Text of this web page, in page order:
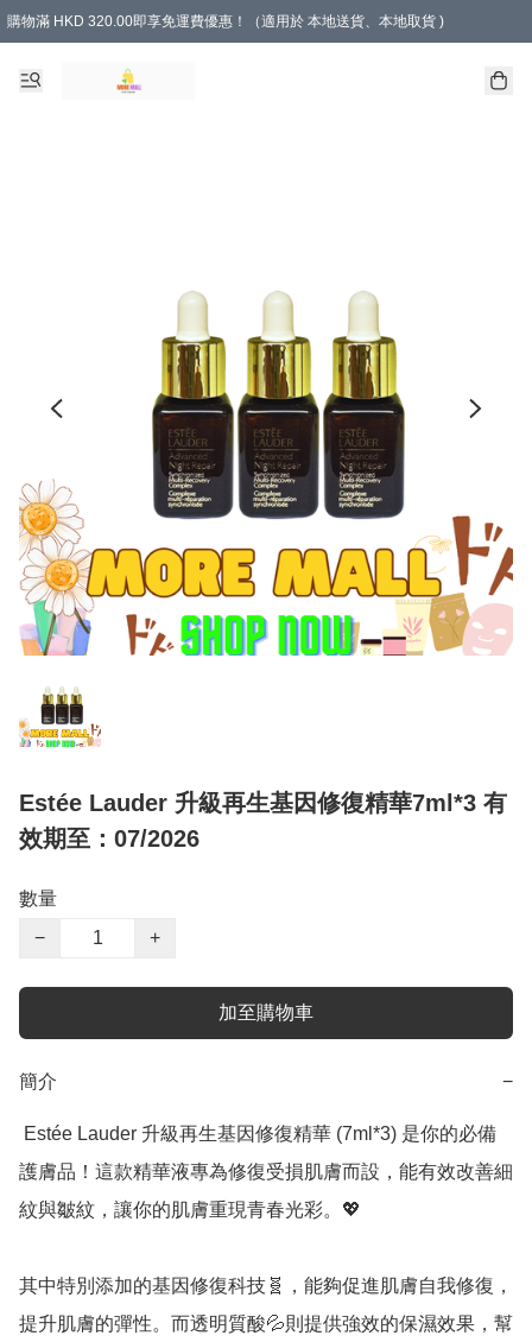
購物滿 HKD 320.00即享免運費優惠！（適用於 本地送貨、本地取貨 )
Estée Lauder 升級再生基因修復精華7ml*3 有
效期至：07/2026
數量
−
+
加至購物車
簡介 −
護膚品！這款精華液專為修復受損肌膚而設，能有效改善細
紋與皺紋，讓你的肌膚重現青春光彩。💖
其中特別添加的基因修復科技🧬，能夠促進肌膚自我修復，
提升肌膚的彈性。而透明質酸💦則提供強效的保濕效果，幫